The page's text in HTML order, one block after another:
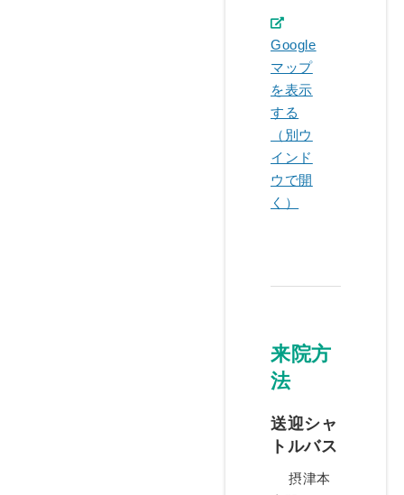
Google
マップ
を表示
する
（別ウ
インド
ウで開
く）
来院方
法
送迎シャ
トルバス
摂津本